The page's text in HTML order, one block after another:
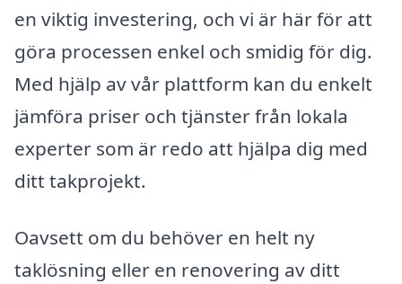
en viktig investering, och vi är här för att
göra processen enkel och smidig för dig.
Med hjälp av vår plattform kan du enkelt
jämföra priser och tjänster från lokala
experter som är redo att hjälpa dig med
ditt takprojekt.
Oavsett om du behöver en helt ny
taklösning eller en renovering av ditt